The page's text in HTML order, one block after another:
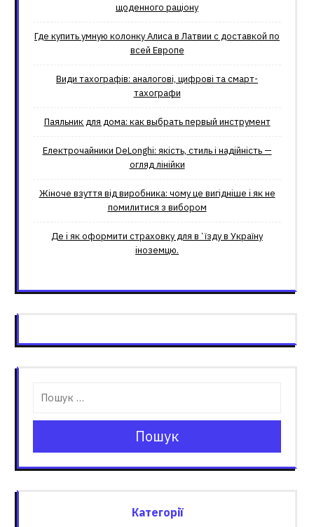
щоденного раціону
Где купить умную колонку Алиса в Латвии с доставкой по
всей Европе
Види тахографів: аналогові, цифрові та смарт-
тахографи
Паяльник для дома: как выбрать первый инструмент
Електрочайники DeLonghi: якість, стиль і надійність —
огляд лінійки
Жіноче взуття від виробника: чому це вигідніше і як не
помилитися з вибором
Де і як оформити страховку для вʼїзду в Україну
іноземцю.
Пошук
Категорії